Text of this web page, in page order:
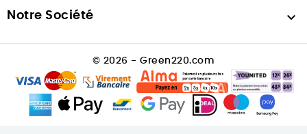
Notre Société 
© 2026 - Green220.com